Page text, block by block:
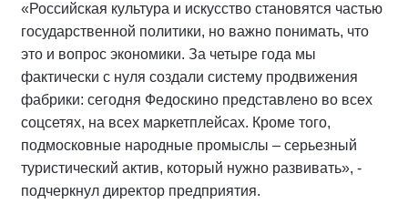
«Российская культура и искусство становятся частью
государственной политики, но важно понимать, что
это и вопрос экономики. За четыре года мы
фактически с нуля создали систему продвижения
фабрики: сегодня Федоскино представлено во всех
соцсетях, на всех маркетплейсах. Кроме того,
подмосковные народные промыслы – серьезный
туристический актив, который нужно развивать», -
подчеркнул директор предприятия.